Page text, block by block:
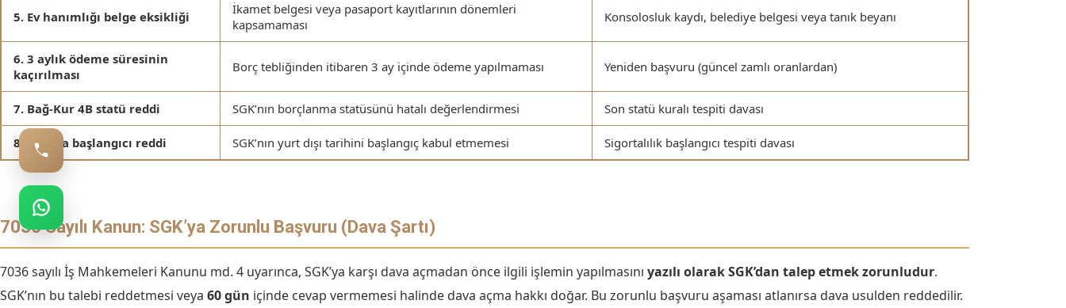
5. Ev hanımlığı belge eksikliği
İkamet belgesi veya pasaport kayıtlarının dönemleri
kapsamaması
Konsolosluk kaydı, belediye belgesi veya tanık beyanı
6. 3 aylık ödeme süresinin
kaçırılması
Borç tebliğinden itibaren 3 ay içinde ödeme yapılmaması Yeniden başvuru (güncel zamlı oranlardan)
7. Bağ-Kur 4B statü reddi SGK’nın borçlanma statüsünü hatalı değerlendirmesi Son statü kuralı tespiti davası
8. Sigorta başlangıcı reddi SGK’nın yurt dışı tarihini başlangıç kabul etmemesi Sigortalılık başlangıcı tespiti davası
7036 Sayılı Kanun: SGK’ya Zorunlu Başvuru (Dava Şartı)
7036 sayılı İş Mahkemeleri Kanunu md. 4 uyarınca, SGK’ya karşı dava açmadan önce ilgili işlemin yapılmasını yazılı olarak SGK’dan talep etmek zorunludur.
SGK’nın bu talebi reddetmesi veya 60 gün içinde cevap vermemesi halinde dava açma hakkı doğar. Bu zorunlu başvuru aşaması atlanırsa dava usulden reddedilir.